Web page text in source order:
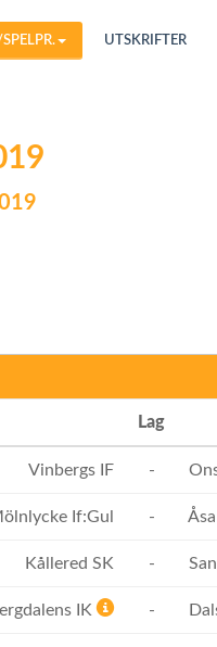
UTSKRIFTER
Lag
Vinbergs IF -
If:Gul -
Kållered SK -
IK -